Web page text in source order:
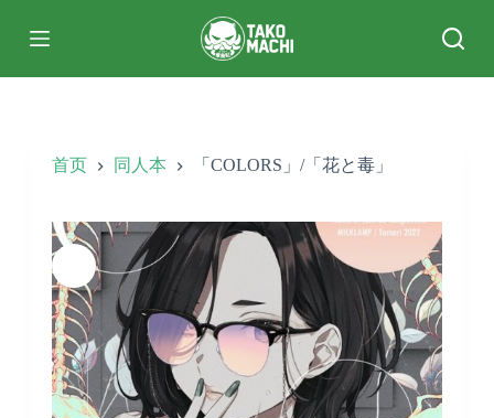
过
首页 同人本 「COLORS」/「花と毒」